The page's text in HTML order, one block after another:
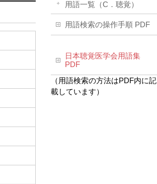
用語一覧（C．聴覚）
用語検索の操作手順 PDF
日本聴覚医学会用語集
PDF
（用語検索の方法はPDF内に記
載しています）